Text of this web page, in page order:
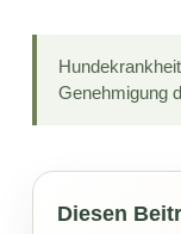
Genehmigung
Diesen